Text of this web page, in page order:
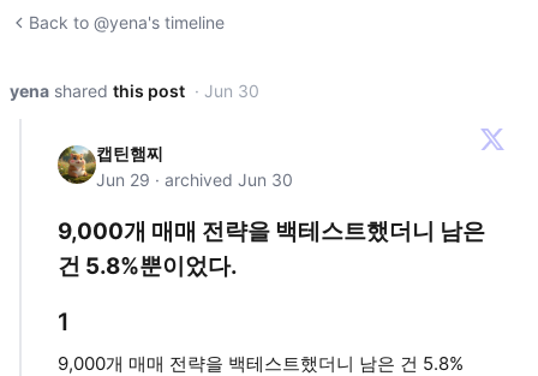
Back to @yena's timeline
yena shared this post · Jun 30
캡틴햄찌
Jun 29 · archived Jun 30
9,000개 매매 전략을 백테스트했더니 남은
건 5.8%뿐이었다.
1
9,000개 매매 전략을 백테스트했더니 남은 건 5.8%